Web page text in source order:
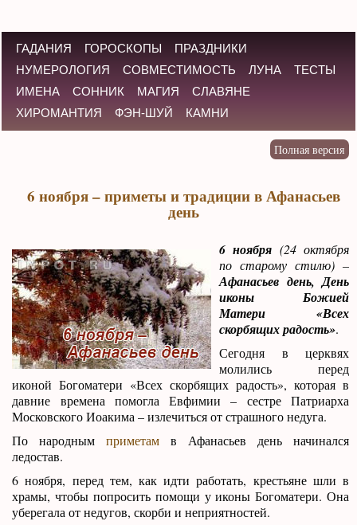
ГАДАНИЯ ГОРОСКОПЫ
ПРАЗДНИКИ
НУМЕРОЛОГИЯ
СОВМЕСТИМОСТЬ ЛУНА
ТЕСТЫ
ИМЕНА
СОННИК МАГИЯ
СЛАВЯНЕ
ХИРОМАНТИЯ
ФЭН-ШУЙ КАМНИ
6 ноября – приметы и традиции в Афанасьев
день
6 ноября (24 октября
по старому стилю) –
Афанасьев день, День
иконы Божией
Матери «Всех
скорбящих радость».
Сегодня в церквях
молились перед
иконой Богоматери «Всех скорбящих радость», которая в
давние времена помогла Евфимии – сестре Патриарха
Московского Иоакима – излечиться от страшного недуга.
По народнымприметам в Афанасьев день начинался
ледостав.
6 ноября, перед тем, как идти работать, крестьяне шли в
храмы, чтобы попросить помощи у иконы Богоматери. Она
уберегала от недугов, скорби и неприятностей.